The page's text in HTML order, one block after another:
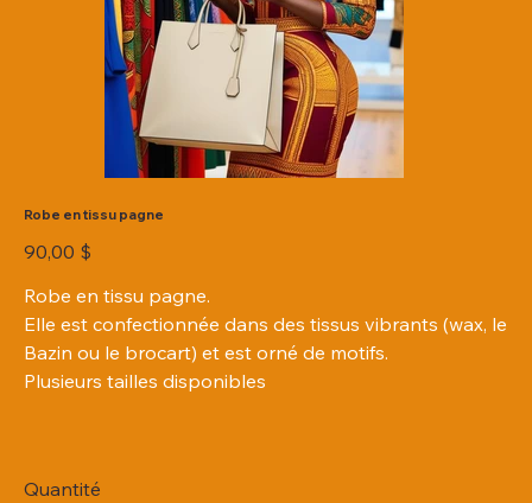
Robe en tissu pagne
Prix
90,00 $
Robe en tissu pagne.
Elle est confectionnée dans des tissus vibrants (wax, le
Bazin ou le brocart) et est orné de motifs.
Plusieurs tailles disponibles
Quantité